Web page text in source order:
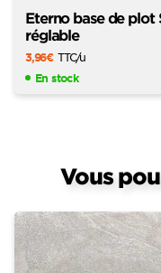
Eterno base de plot
réglable
3,96€ TTC/u
En stock
Vous